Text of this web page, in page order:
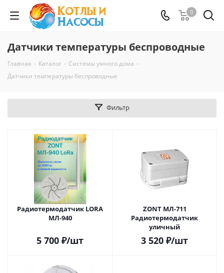
0
Датчики температуры беспроводные
Главная - Каталог - Системы умного дома -
Датчики температуры беспроводные
Фильтр
Радиотермодатчик LORA
МЛ-940
5 700 ₽/шт
ZONT МЛ-711
Радиотермодатчик
уличный
3 520 ₽/шт